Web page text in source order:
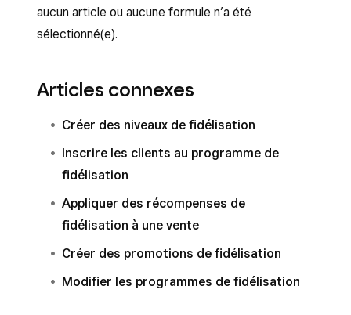
aucun article ou aucune formule n’a été
sélectionné(e).
Articles connexes
Créer des niveaux de fidélisation
Inscrire les clients au programme de
fidélisation
Appliquer des récompenses de
fidélisation à une vente
Créer des promotions de fidélisation
Modifier les programmes de fidélisation